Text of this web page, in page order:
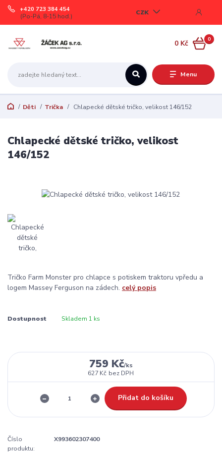
Menu
CZK
+420 723 384 454
(Po-Pá, 8-15 hod.)
0
0 Kč
Děti Trička Chlapecké dětské tričko, velikost 146/152
Chlapecké dětské tričko, velikost
146/152
Tričko Farm Monster pro chlapce s potiskem traktoru vpředu a
logem Massey Ferguson na zádech. celý popis
Dostupnost Skladem 1 ks
759 Kč/ks
627 Kč bez DPH
Přidat do košíku
Číslo
produktu:
X993602307400